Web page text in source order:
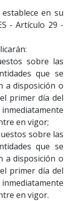
en su
- Artículo 29 -
sobre las
que se
a disposición o
primer día del
en vigor;
sobre las
que se
a disposición o
primer día del
en vigor.